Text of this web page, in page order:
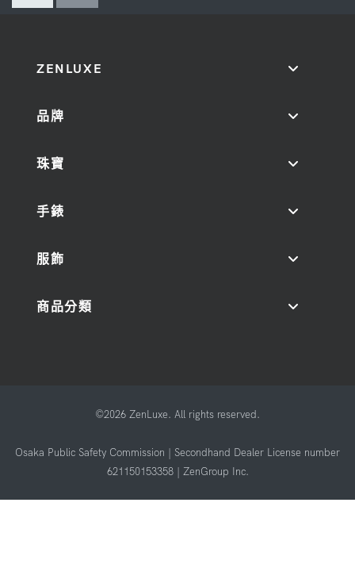
ZENLUXE
品牌
珠寶
手錶
服飾
商品分類
©2026 ZenLuxe. All rights reserved.
Osaka Public Safety Commission | Secondhand Dealer License number
621150153358 | ZenGroup Inc.